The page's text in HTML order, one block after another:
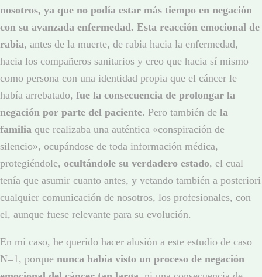
nosotros, ya que no podía estar más tiempo en negación
con su avanzada enfermedad. Esta reacción emocional de
rabia, antes de la muerte, de rabia hacia la enfermedad,
hacia los compañeros sanitarios y creo que hacia sí mismo
como persona con una identidad propia que el cáncer le
había arrebatado, fue la consecuencia de prolongar la
negación por parte del paciente. Pero también de la
familia que realizaba una auténtica «conspiración de
silencio», ocupándose de toda información médica,
protegiéndole, ocultándole su verdadero estado, el cual
tenía que asumir cuanto antes, y vetando también a posteriori
cualquier comunicación de nosotros, los profesionales, con
el, aunque fuese relevante para su evolución.
En mi caso, he querido hacer alusión a este estudio de caso
N=1, porque nunca había visto un proceso de negación